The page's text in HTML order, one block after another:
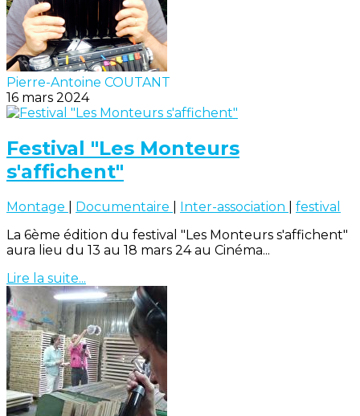
Pierre-Antoine COUTANT
16 mars 2024
Festival "Les Monteurs
s'affichent"
Montage Documentaire Inter-association
festival
La 6ème édition du festival "Les Monteurs s'affichent"
aura lieu du 13 au 18 mars 24 au Cinéma...
Lire la suite...